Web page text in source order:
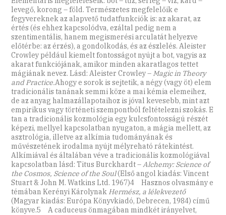
levegő, korong – föld. Természetes megfelelőik e
fegyvereknek az alapvető tudatfunkciók is: az akarat, az
értés (és ehhez kapcsolódva, ezáltal pedig nem a
szentimentális, hanem megismerési arculatát helyezve
előtérbe: az érzés), a gondolkodás, és az észlelés. Aleister
Crowley például kiemelt fontosságot nyújt a bot, vagyis az
akarat funkciójának, amikor minden akaratlagos tettet
mágiának nevez. Lásd: Aleister Crowley – Magic in Theory
and Practice.Ahogy e sorok is sejtetik, a négy (vagy öt) elem
tradicionális tanának semmi köze a mai kémia elemeihez,
de az anyag halmazállapotaihoz is jóval kevesebb, mint azt
empirikus vagy történeti szempontból feltételezni szokás. E
tan a tradicionális kozmológia egy kulcsfontosságú részét
képezi, mellyel kapcsolatban nyugaton, a mágia mellett, az
asztrológia, illetve az alkímia tudományának és
művészetének irodalma nyújt mélyreható rátekintést.
Alkímiával és általában véve a tradicionális kozmológiával
kapcsolatban lásd: Titus Burckhardt –Alchemy: Science of
the Cosmos, Science of the Soul(Első angol kiadás: Vincent
Stuart & John M. Watkins Ltd. 1967)4 Hasznos olvasmány e
témában Kerényi Károlynak Hermész, a lélekvezető
(Magyar kiadás: Európa Könyvkiadó, Debrecen, 1984) című
könyve.5 A caduceus önmagában mindkét irányelvet,